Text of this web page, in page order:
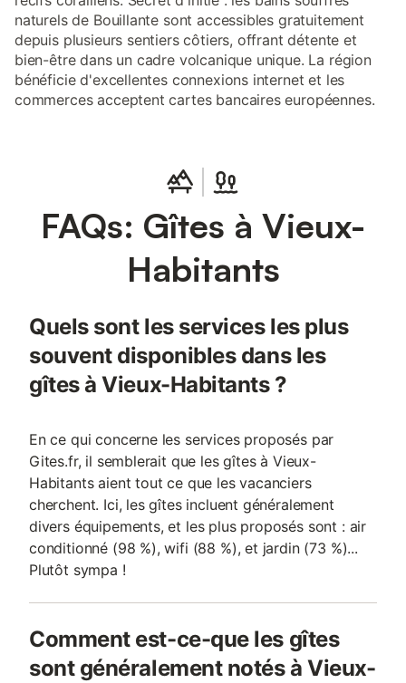
naturels de Bouillante sont accessibles gratuitement
depuis plusieurs sentiers côtiers, offrant détente et
bien-être dans un cadre volcanique unique. La région
bénéficie d'excellentes connexions internet et les
commerces acceptent cartes bancaires européennes.
FAQs: Gîtes à Vieux-
Habitants
Quels sont les services les plus
souvent disponibles dans les
gîtes à Vieux-Habitants ?
En ce qui concerne les services proposés par
Gites.fr, il semblerait que les gîtes à Vieux-
Habitants aient tout ce que les vacanciers
cherchent. Ici, les gîtes incluent généralement
divers équipements, et les plus proposés sont : air
conditionné (98 %), wifi (88 %), et jardin (73 %)...
Plutôt sympa !
Comment est-ce-que les gîtes
sont généralement notés à Vieux-